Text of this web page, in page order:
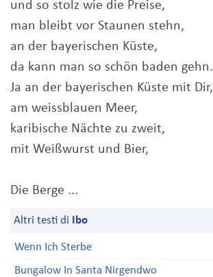
und so stolz wie die Preise,
man bleibt vor Staunen stehn,
an der bayerischen Küste,
da kann man so schön baden gehn.
Ja an der bayerischen Küste mit Dir,
am weissblauen Meer,
karibische Nächte zu zweit,
mit Weißwurst und Bier,
Die Berge ...
Altri testi di Ibo
Wenn Ich Sterbe
Bungalow In Santa Nirgendwo